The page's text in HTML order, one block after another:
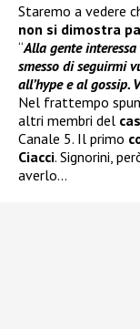
Staremo a vedere
non si dimostra
“Alla gente
smesso di seguirmi
all’hype e al gossip.
Nel frattempo
altri membri del
Canale 5. Il primo
Ciacci. Signorini,
averlo…